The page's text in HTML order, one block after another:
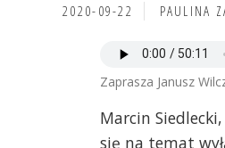
2020-09-22 PAULINA
Zaprasza Janusz
Marcin
się na temat